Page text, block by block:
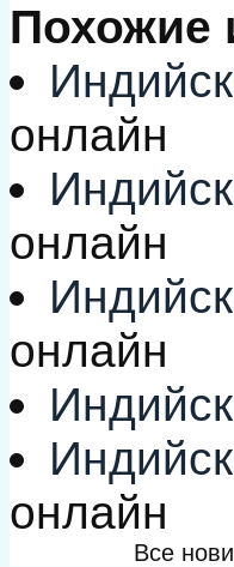
Похожие
онлайн
онлайн
онлайн
онлайн
Все